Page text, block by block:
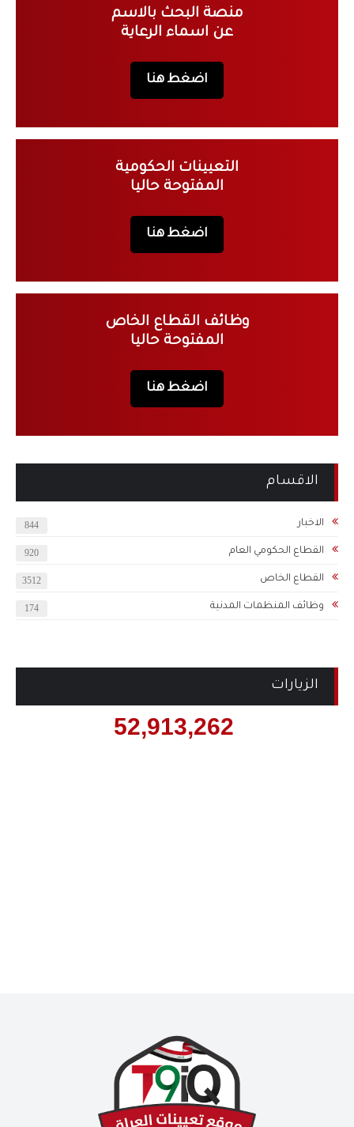
منصة البحث بالاسم
عن اسماء الرعاية
اضغط هنا
التعيينات الحكومية
المفتوحة حاليا
اضغط هنا
وظائف القطاع الخاص
المفتوحة حاليا
اضغط هنا
الاقسام
الاخبار 844
القطاع الحكومي العام 920
القطاع الخاص 3512
وظائف المنظمات المدنية 174
الزيارات
52,913,262